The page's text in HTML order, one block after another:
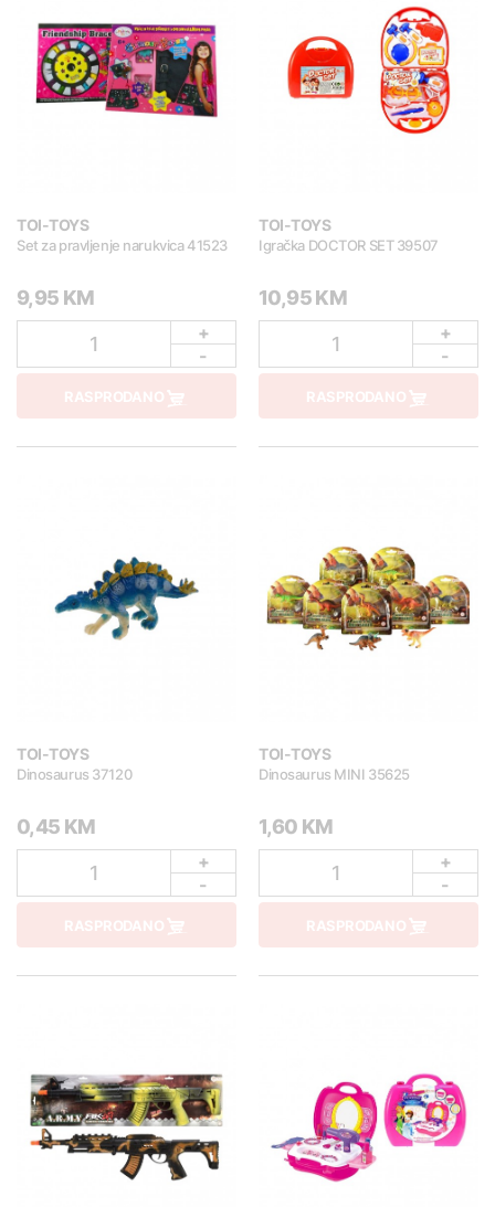
TOI-TOYS
Set za pravljenje narukvica 41523
9,95 KM
1
+
-
RASPRODANO
TOI-TOYS
Igračka DOCTOR SET 39507
10,95 KM
1
+
-
RASPRODANO
TOI-TOYS
Dinosaurus 37120
0,45 KM
1
+
-
RASPRODANO
TOI-TOYS
Dinosaurus MINI 35625
1,60 KM
1
+
-
RASPRODANO